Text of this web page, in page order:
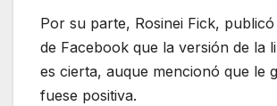
Por su parte, Rosinei Fick,
de Facebook que la versión de la
es cierta, auque mencionó que le
fuese positiva.